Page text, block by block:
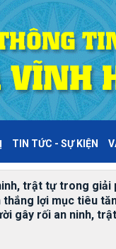
TIN TỨC - SỰ KIỆN
trật tự trong
lợi mục tiêu
gây rối an ninh,